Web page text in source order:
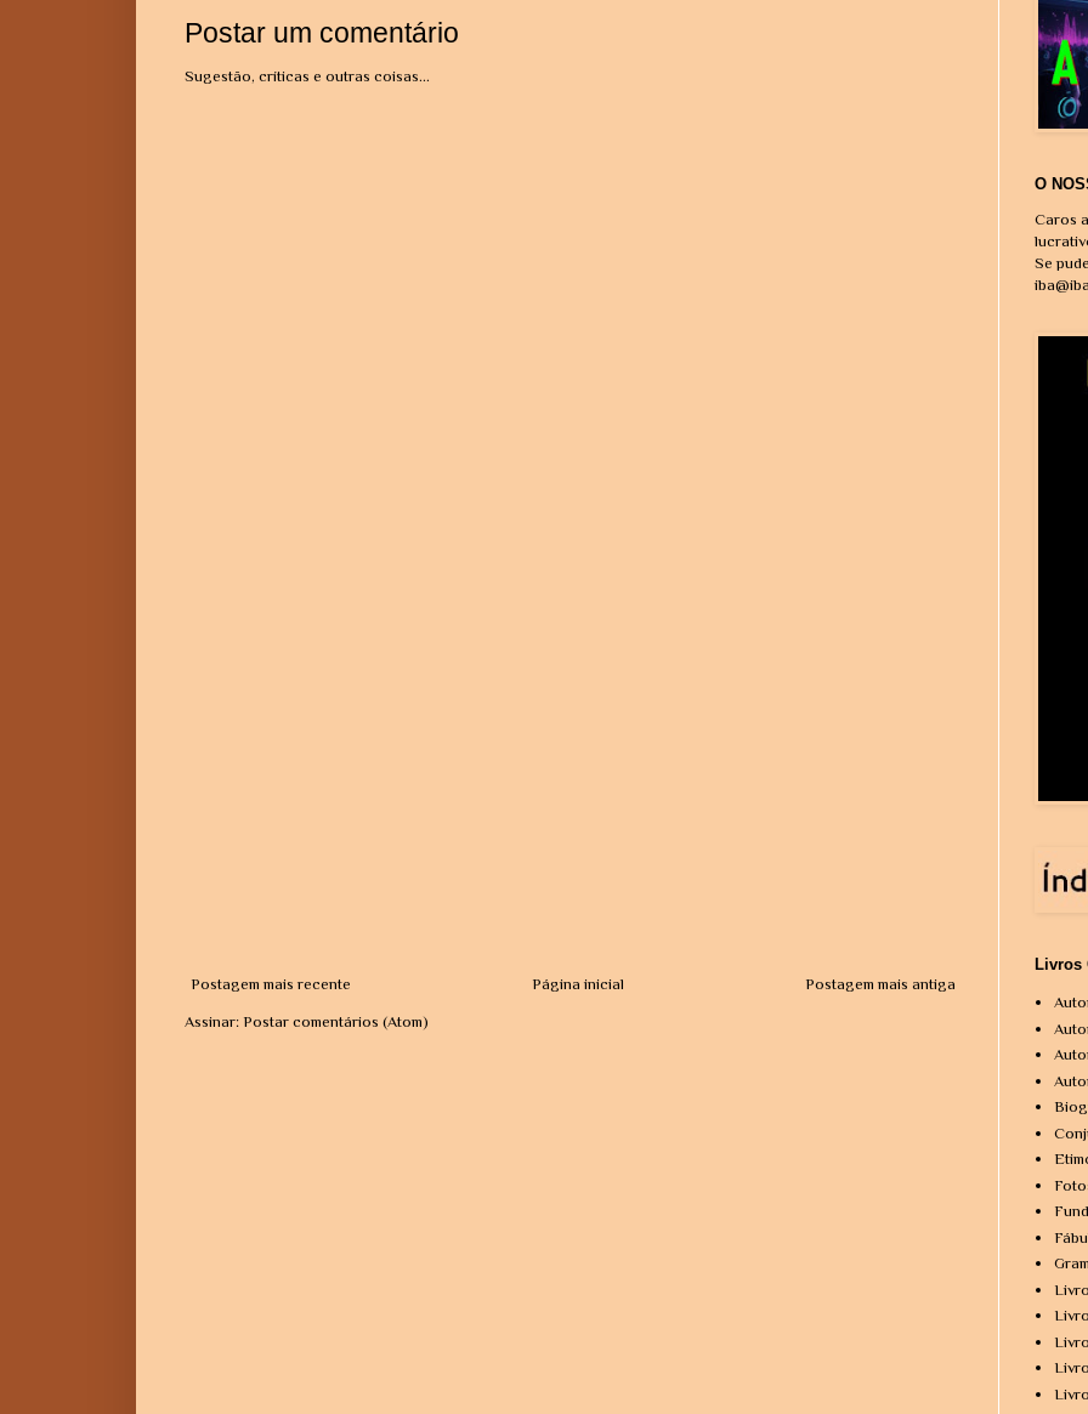
Postar um comentário
Sugestão, críticas e outras coisas...
Postagem mais recente Postagem mais antiga
Página inicial
Assinar: Postar comentários (Atom)
O
Caros
Se
Livros